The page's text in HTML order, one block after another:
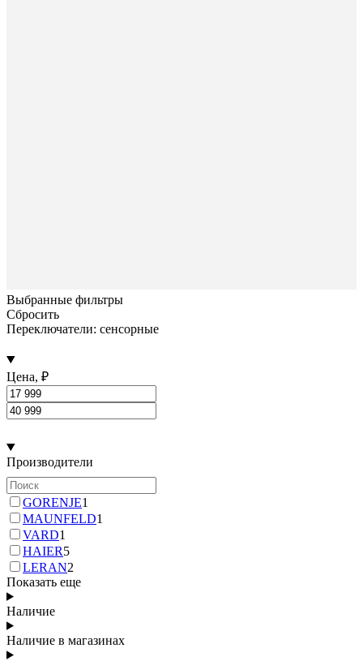
Выбранные фильтры
Сбросить
Переключатели: сенсорные
Цена, ₽
Производители
GORENJE1
MAUNFELD1
VARD1
HAIER5
LERAN2
Показать еще
Наличие
Наличие в магазинах